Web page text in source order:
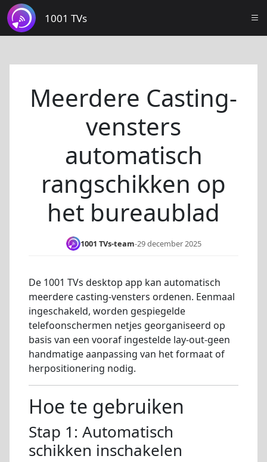
1001 TVs
Meerdere Casting-
vensters
automatisch
rangschikken op
het bureaublad
1001 TVs-team-29 december 2025
De 1001 TVs desktop app kan automatisch
meerdere casting-vensters ordenen. Eenmaal
ingeschakeld, worden gespiegelde
telefoonschermen netjes georganiseerd op
basis van een vooraf ingestelde lay-out-geen
handmatige aanpassing van het formaat of
herpositionering nodig.
Hoe te gebruiken
Stap 1: Automatisch
schikken inschakelen